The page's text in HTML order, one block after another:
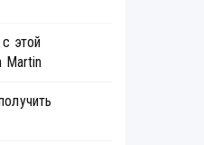
этой
Martin